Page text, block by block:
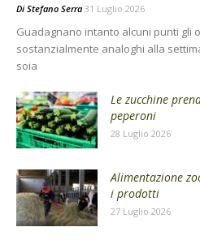
Di Stefano Serra 31 Luglio 2026
Guadagnano intanto alcuni punti gli
sostanzialmente analoghi alla
soia
Le zucchine
peperoni
28 Luglio 2026
Alimentazione
i prodotti
27 Luglio 2026